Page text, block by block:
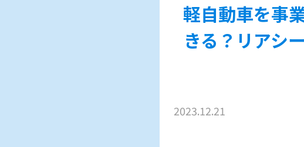
軽自動車を事
きる？リアシ
2023.12.21